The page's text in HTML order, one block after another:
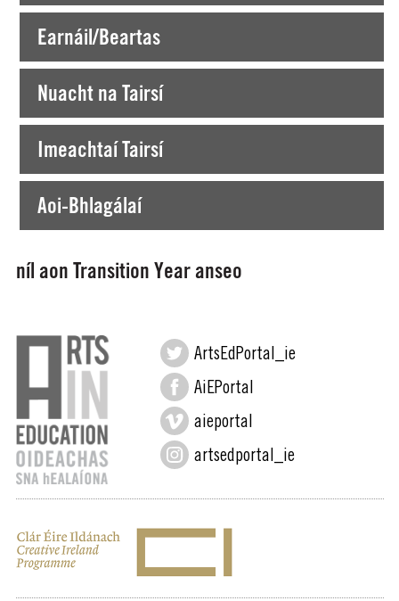
Earnáil/Beartas
Nuacht na Tairsí
Imeachtaí Tairsí
Aoi-Bhlagálaí
níl aon Transition Year anseo
ArtsEdPortal_ie
AiEPortal
aieportal
artsedportal_ie